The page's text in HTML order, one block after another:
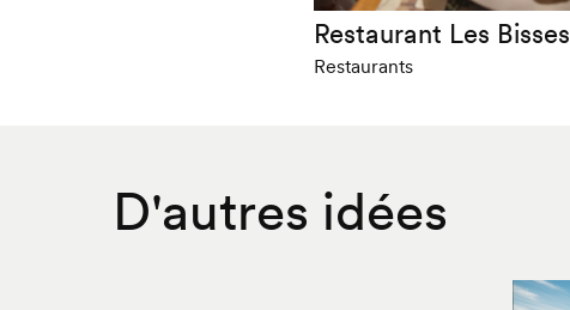
Restaurant Les Bisses
Restaurants
D'autres idées